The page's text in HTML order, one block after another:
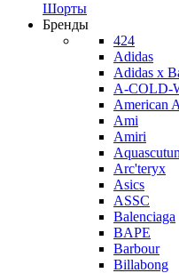
Шорты
Бренды
424
Adidas
Adidas x
A-COLD-
American
Ami
Amiri
Arc'teryx
Asics
ASSC
Balenciaga
BAPE
Barbour
Billabong